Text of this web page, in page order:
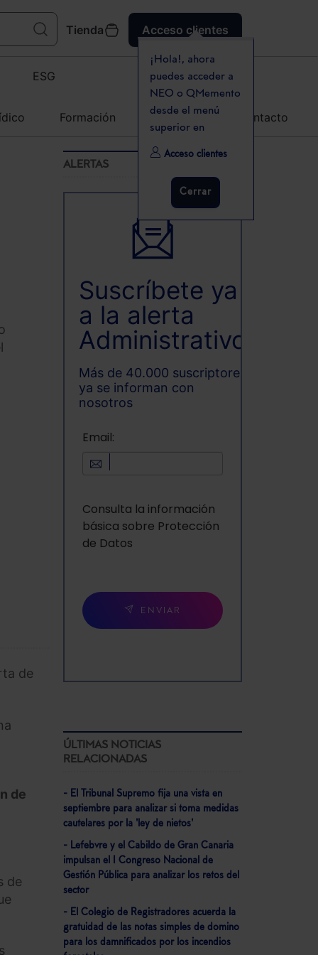
Tienda Acceso clientes
¡Hola!, ahora
puedes acceder a
NEO o QMemento
desde el menú
superior en
Acceso clientes
Cerrar
ESG
Formación Agenda Contacto
de
de
de
ALERTAS
Suscríbete ya
a la alerta
Administrativo
Más de 40.000 suscriptores
ya se informan con
nosotros
Email:
Consulta la información
básica sobre Protección
de Datos
ENVIAR
ÚLTIMAS NOTICIAS
RELACIONADAS
- El Tribunal Supremo fija una vista en
septiembre para analizar si toma medidas
cautelares por la 'ley de nietos'
- Lefebvre y el Cabildo de Gran Canaria
impulsan el I Congreso Nacional de
Gestión Pública para analizar los retos del
sector
- El Colegio de Registradores acuerda la
gratuidad de las notas simples de domino
para los damnificados por los incendios